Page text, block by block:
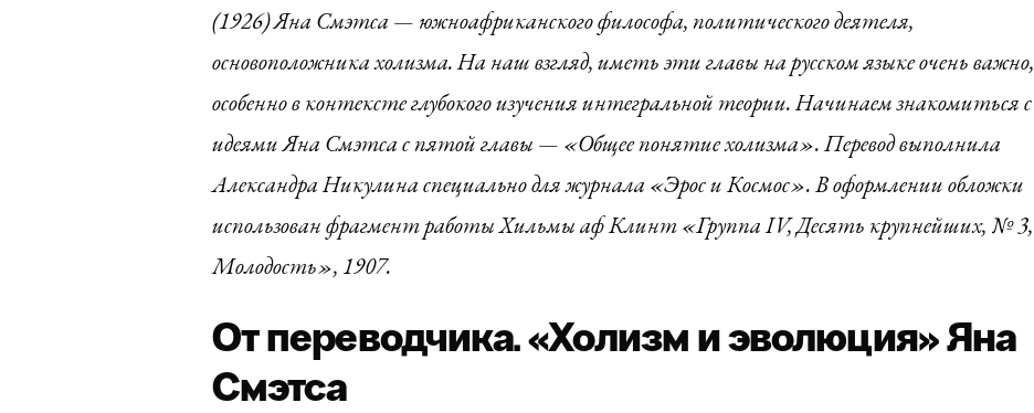
(1926) Яна Смэтса — южноафриканского философа, политического деятеля,
основоположника холизма. На наш взгляд, иметь эти главы на русском языке очень важно,
особенно в контексте глубокого изучения интегральной теории. Начинаем знакомиться с
идеями Яна Смэтса с пятой главы — «Общее понятие холизма». Перевод выполнила
Александра Никулина специально для журнала «Эрос и Космос». В оформлении обложки
использован фрагмент работы Хильмы аф Клинт «Группа IV, Десять крупнейших, № 3,
Молодость», 1907.
От переводчика. «Холизм и эволюция» Яна
Смэтса